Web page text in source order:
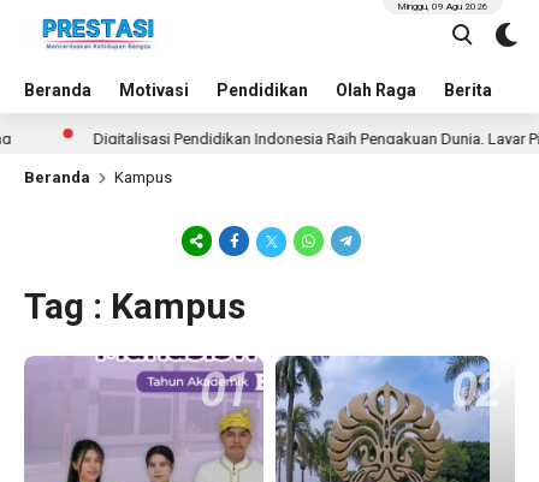
Beranda Motivasi Pendidikan Olah Raga Berita
Minggu, 09 Agu 2026
Digitalisasi Pendidikan Indonesia Raih Pengakuan Dunia, Layar Pintar
Beranda Kampus
Tag : Kampus